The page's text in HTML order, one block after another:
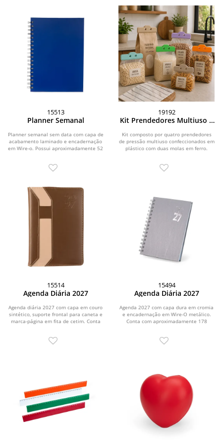
15513
Planner Semanal
Planner semanal sem data com capa de
acabamento laminado e encadernação
em Wire-o. Possui aproximadamente 52
19192
Kit Prendedores Multiuso 4
Kit composto por quatro prendedores
de pressão multiuso confeccionados em
plástico com duas molas em ferro.
15514
Agenda Diária 2027
Agenda diária 2027 com capa em couro
sintético, suporte frontal para caneta e
marca-página em fita de cetim. Conta
15494
Agenda Diária 2027
Agenda 2027 com capa dura em cromia
e encadernação em Wire-O metálico.
Conta com aproximadamente 178